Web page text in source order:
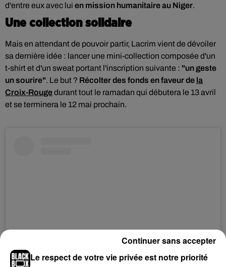
d'entre eux avec lui en mission humanitaire au Niger.
Une collection solidaire
Mais en attendant de pouvoir partir, Lacrim vient de dévoiler
sa dernière idée : lancer une mini-collection composée d'un
t-shirt et d'un sweat portant l'inscription suivante : "un geste
un sourire". Le but ? Récolter des fonds en faveur de la
Croix-Rougedurant tout le ramadan qui débutera le 13 avril
et se terminera le 12 mai prochain.
Le respect de votre vie privée est notre priorité
Continuer sans accepter